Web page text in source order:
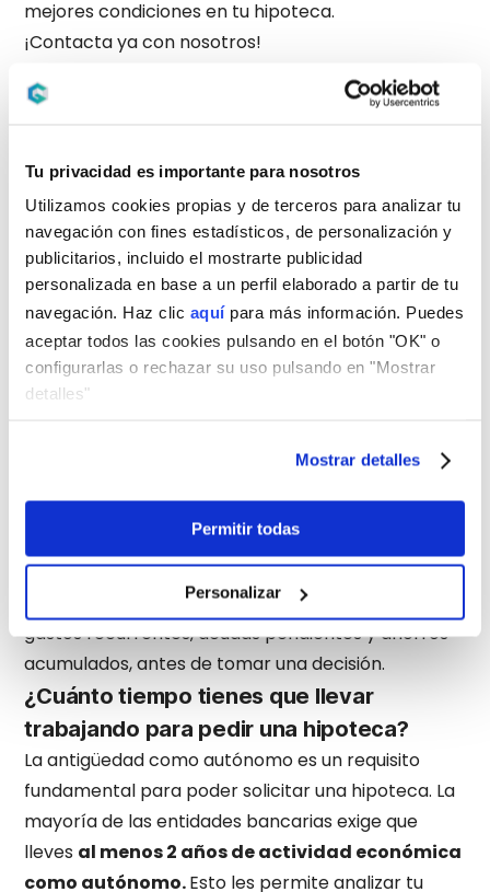
Tu privacidad es importante para nosotros
Utilizamos cookies propias y de terceros para analizar tu
navegación con fines estadísticos, de personalización y
publicitarios, incluido el mostrarte publicidad
personalizada en base a un perfil elaborado a partir de tu
navegación. Haz clic aquípara más información. Puedes
aceptar todos las cookies pulsando en el botón "OK" o
configurarlas o rechazar su uso pulsando en "Mostrar
detalles"
Mostrar detalles
Permitir todas
Personalizar
mejores condiciones en tu hipoteca.
¡Contacta ya con nosotros!
Calcula tu hipoteca con gibobs
¿Cuánto tiene que declarar un autónomo
para que le den una hipoteca?
Como regla general,los bancos exigen que la
cuota de la hipoteca no supere el 30%-35%
tus ingresos netos mensuales.
Por ejemplo:Si solicitas una hipoteca con una
cuota de 900 € al mes, tus ingresos netos
deberían ser de al menos 2.570 € al mes para
Si tus ingresos varían, deberás demostrar que
presentar un historial de facturación que sea sólido
Además, es importante recordar quelos bancos
también evalúan otros factores,
gastos recurrentes, deudas pendientes y ahorros
acumulados, antes de tomar una decisión.
¿Cuánto tiempo tienes que llevar
trabajando para pedir una hipoteca?
La antigüedad como autónomo es un requisito
fundamental para poder solicitar una hipoteca. La
mayoría de las entidades bancarias exige que
lleves al menos 2 años de actividad económica
como autónomo.Esto les permite analizar tu